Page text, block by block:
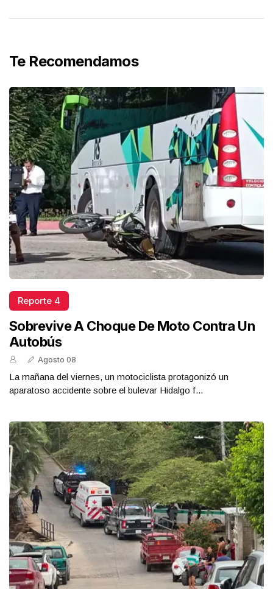
Te Recomendamos
Reporte 4
Sobrevive A Choque De Moto Contra Un
Autobús
Agosto 08
La mañana del viernes, un motociclista protagonizó un
aparatoso accidente sobre el bulevar Hidalgo f...